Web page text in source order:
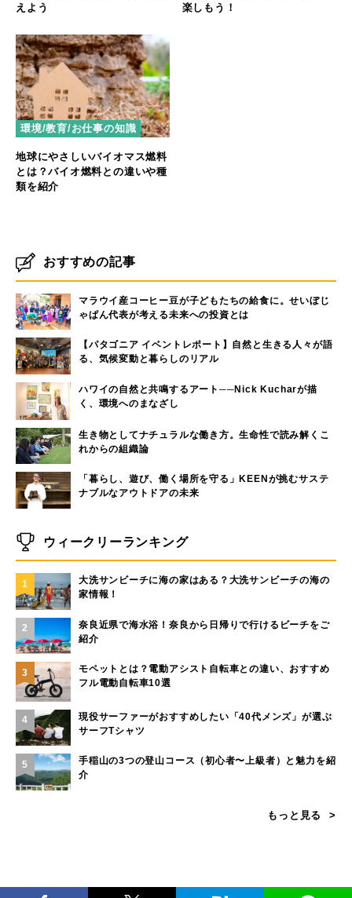
えよう
楽しもう！
環境/教育/お仕事の知識
地球にやさしいバイオマス燃料
とは？バイオ燃料との違いや種
類を紹介
おすすめの記事
マラウイ産コーヒー豆が子どもたちの給食に。せいぼじ
ゃぱん代表が考える未来への投資とは
【パタゴニア イベントレポート】自然と生きる人々が語
る、気候変動と暮らしのリアル
ハワイの自然と共鳴するアート──Nick Kucharが描
く、環境へのまなざし
生き物としてナチュラルな働き方。生命性で読み解くこ
れからの組織論
「暮らし、遊び、働く場所を守る」KEENが挑むサステ
ナブルなアウトドアの未来
ウィークリーランキング
1
大洗サンビーチに海の家はある？大洗サンビーチの海の
家情報！
2
奈良近県で海水浴！奈良から日帰りで行けるビーチをご
紹介
3
モペットとは？電動アシスト自転車との違い、おすすめ
フル電動自転車10選
4
現役サーファーがおすすめしたい「40代メンズ」が選ぶ
サーフTシャツ
5
手稲山の3つの登山コース（初心者〜上級者）と魅力を紹
介
もっと見る